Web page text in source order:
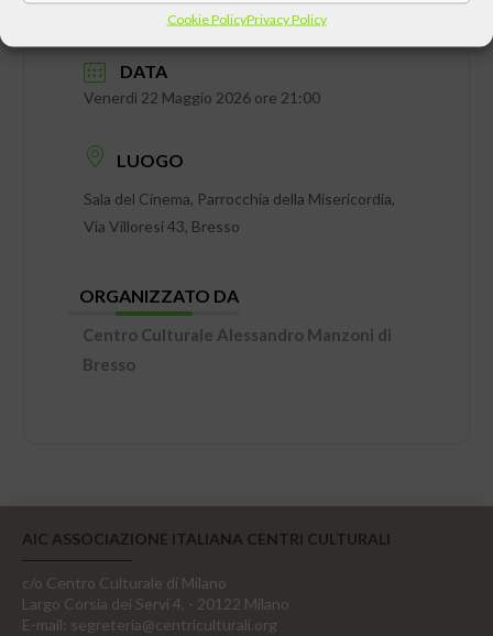
Cookie PolicyPrivacy Policy
DATA
Venerdì 22 Maggio 2026 ore 21:00
LUOGO
Sala del Cinema, Parrocchia della Misericordia,
Via Villoresi 43, Bresso
ORGANIZZATO DA
Centro Culturale Alessandro Manzoni di
Bresso
AIC ASSOCIAZIONE ITALIANA CENTRI CULTURALI
c/o Centro Culturale di Milano
Largo Corsia dei Servi 4, - 20122 Milano
E-mail: segreteria@centriculturali.org